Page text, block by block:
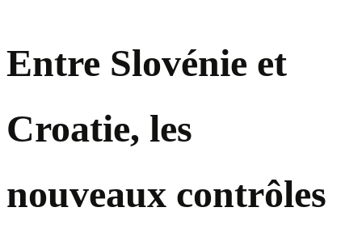
Entre Slovénie et
Croatie, les
nouveaux contrôles